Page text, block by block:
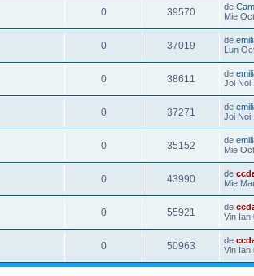
0 39570 de
Mie
0 37019 de
Lun
0 38611 de
Joi Noi
0 37271 de
Joi Noi
0 35152 de
Mie
0 43990 de
Mie
0 55921 de
Vin Ian
0 50963 de
Vin Ian